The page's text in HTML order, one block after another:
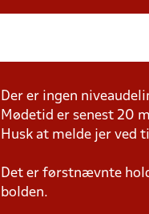
Der er ingen
Mødetid er senest 20
Husk at melde jer ved
Det er førstnævnte
bolden.